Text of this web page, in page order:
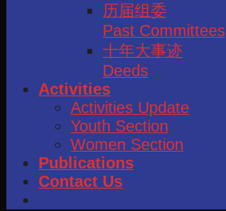
历届组委
Past Committees
十年大事迹
Deeds
Activities
Activities Update
Youth Section
Women Section
Publications
Contact Us